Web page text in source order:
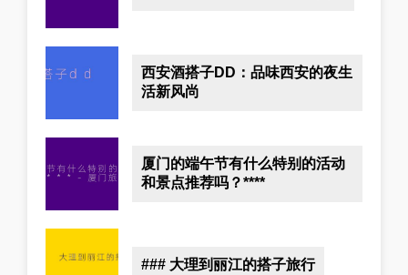
西安酒搭子DD：品味西安的夜生
活新风尚
厦门的端午节有什么特别的活动
和景点推荐吗？****
### 大理到丽江的搭子旅行